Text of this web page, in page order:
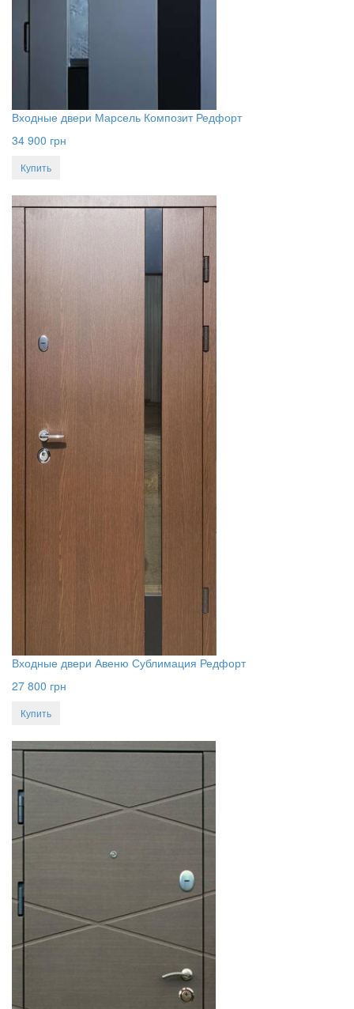
Входные двери Марсель Композит Редфорт
34 900 грн
Купить
Входные двери Авеню Сублимация Редфорт
27 800 грн
Купить